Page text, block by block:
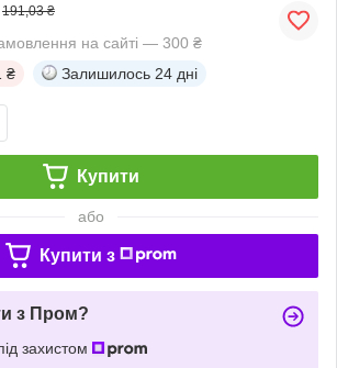
191,03 ₴
на сайті — 300 ₴
₴ Залишилось 24 дні
Купити
або
Купити з
з Пром?
захистом